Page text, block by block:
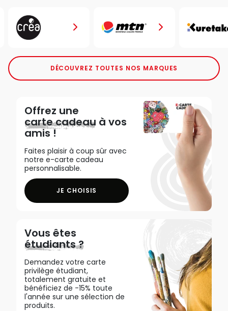
DÉCOUVREZ TOUTES NOS MARQUES
Offrez une
carte cadeau à vos
amis !
Faites plaisir à coup sûr avec
notre e-carte cadeau
personnalisable.
JE CHOISIS
Vous êtes
étudiants ?
Demandez votre carte
privilège étudiant,
totalement gratuite et
bénéficiez de -15% toute
l'année sur une sélection de
produits.